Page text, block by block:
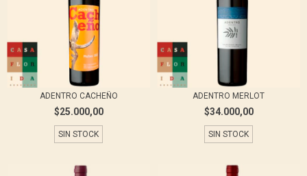
ADENTRO CACHEÑO
$25.000,00
SIN STOCK
ADENTRO MERLOT
$34.000,00
SIN STOCK